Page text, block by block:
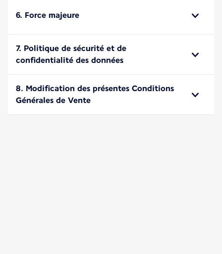
6. Force majeure
7. Politique de sécurité et de
confidentialité des données
8. Modification des présentes Conditions
Générales de Vente